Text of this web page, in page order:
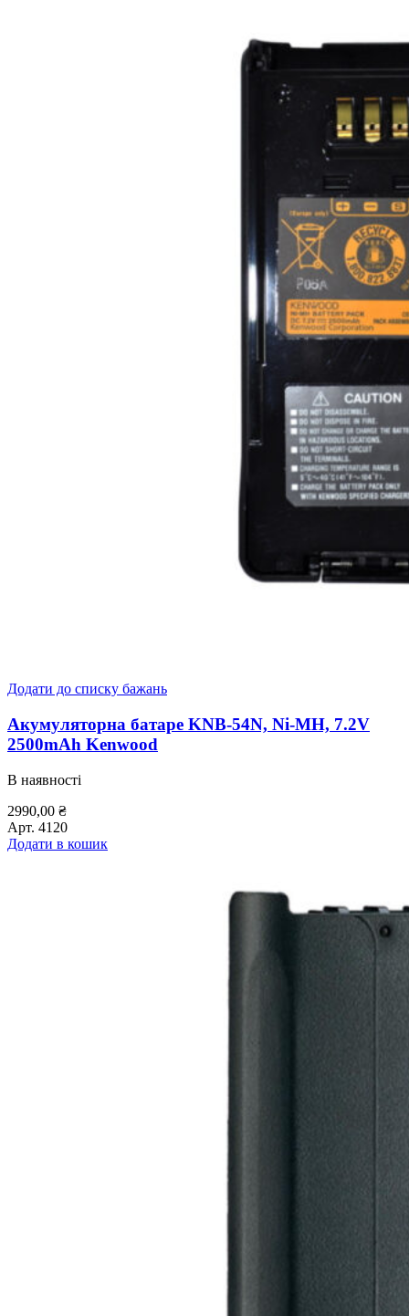
Додати до списку бажань
Акумуляторна батаре KNB-54N, Ni-MH, 7.2V
2500mAh Kenwood
В наявності
2990,00 ₴
Арт. 4120
Додати в кошик